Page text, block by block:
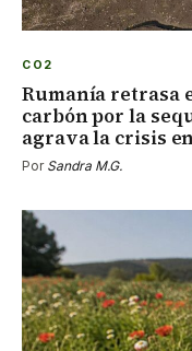
CO2
Rumanía retrasa
carbón por la
agrava la crisis
Por Sandra M.G.